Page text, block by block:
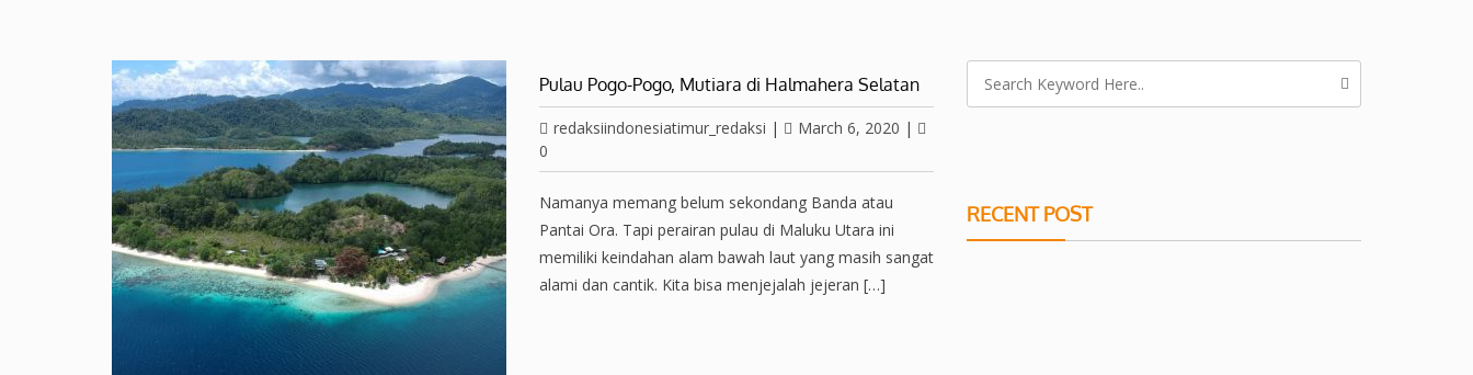
Pulau Pogo-Pogo, Mutiara di Halmahera Selatan
redaksiindonesiatimur_redaksi | March 6, 2020 |
0
Namanya memang belum sekondang Banda atau
Pantai Ora. Tapi perairan pulau di Maluku Utara ini
memiliki keindahan alam bawah laut yang masih sangat
alami dan cantik. Kita bisa menjejalah jejeran […]
RECENT POST